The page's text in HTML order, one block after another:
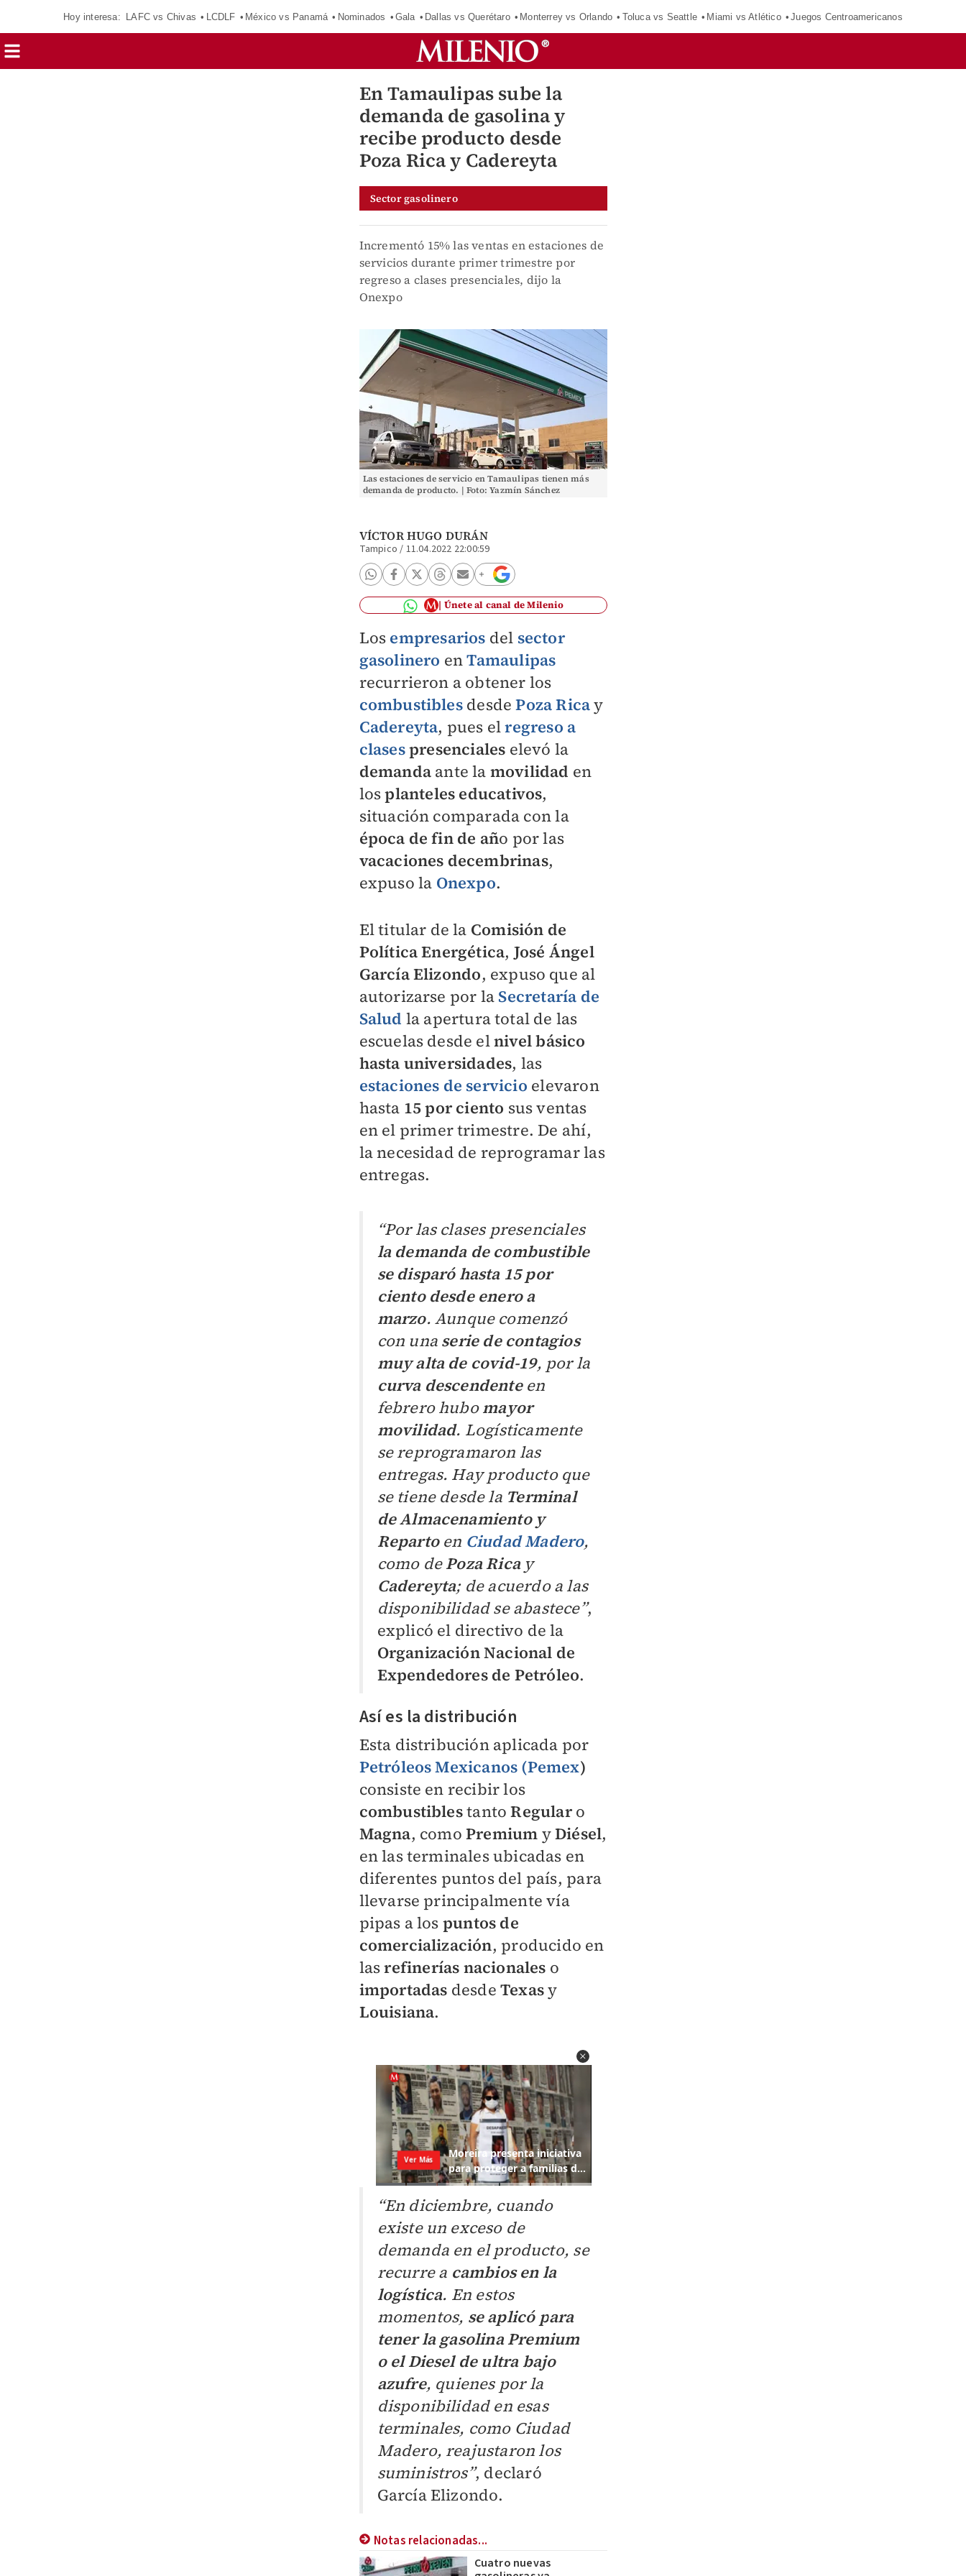
Hoy interesa: LAFC vs Chivas LCDLF México vs Panamá Nominados Gala Dallas vs Querétaro Monterrey vs Orlando Toluca vs Seattle Miami vs Atlético Juegos Centroamericanos
En Tamaulipas sube la
demanda de gasolina y
recibe producto desde
Poza Rica y Cadereyta
Sector gasolinero
Incrementó 15% las ventas en estaciones de
servicios durante primer trimestre por
regreso a clases presenciales, dijo la
Onexpo
Las estaciones de servicio en Tamaulipas tienen más
demanda de producto. | Foto: Yazmín Sánchez
VÍCTOR HUGO DURÁN
Tampico / 11.04.2022 22:00:59
Únete al canal de Milenio
Los empresarios del sector
gasolinero enTamaulipas
recurrieron a obtener los
combustiblesdesdePoza Ricay
Cadereyta, pues elregreso a
clasespresenciales elevó la
demandaante la movilidad en
losplanteles educativos,
situación comparada con la
época de fin de año por las
vacaciones decembrinas,
expuso la Onexpo.
El titular de la Comisión de
Política Energética, José Ángel
García Elizondo, expuso que al
autorizarse por la Secretaría de
Salud la apertura total de las
escuelas desde elnivel básico
hasta universidades, las
estaciones de servicio elevaron
hasta 15 por ciento sus ventas
en el primer trimestre. De ahí,
la necesidad de reprogramar las
entregas.
“Por las clases presenciales
la demanda de combustible
se disparó hasta 15 por
ciento desde enero a
marzo. Aunque comenzó
con una serie de contagios
muy alta de covid-19, por la
curva descendenteen
febrero hubomayor
movilidad. Logísticamente
se reprogramaron las
entregas. Hay producto que
se tiene desde la Terminal
de Almacenamiento y
Repartoen Ciudad Madero,
como dePoza Ricay
Cadereyta; de acuerdo a las
disponibilidad se abastece”,
explicó el directivo de la
Organización Nacional de
Expendedores de Petróleo.
Así es la distribución
Esta distribución aplicada por
Petróleos Mexicanos (Pemex)
consiste en recibir los
combustiblestantoRegularo
Magna, como Premium yDiésel,
en las terminales ubicadas en
diferentes puntos del país, para
llevarse principalmente vía
pipas a los puntos de
comercialización, producido en
lasrefinerías nacionales o
importadas desde Texasy
Louisiana.
“En diciembre, cuando
existe un exceso de
demanda en el producto, se
recurre a cambios en la
logística. En estos
momentos, se aplicó para
tener la gasolina Premium
o el Diesel de ultra bajo
azufre, quienes por la
disponibilidad en esas
terminales, como Ciudad
Madero, reajustaron los
suministros”, declaró
García Elizondo.
Notas relacionadas...
Cuatro nuevas